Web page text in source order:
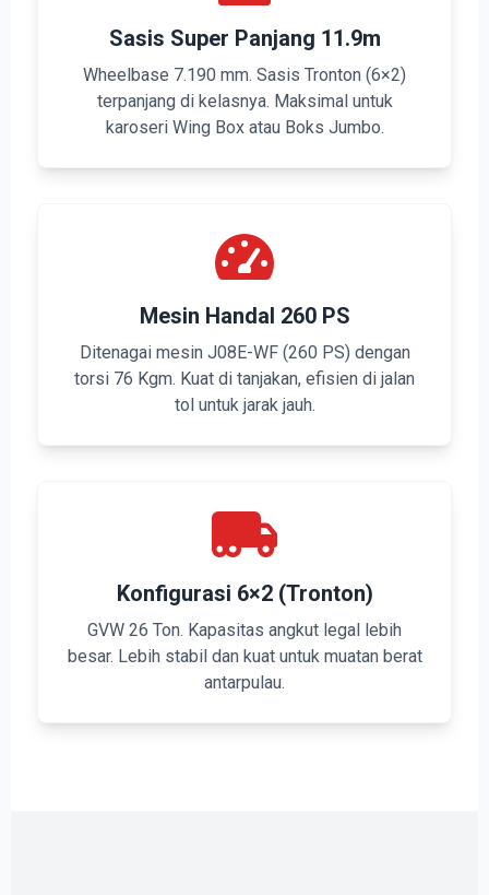
Sasis Super Panjang 11.9m
Wheelbase 7.190 mm. Sasis Tronton (6×2)
terpanjang di kelasnya. Maksimal untuk
karoseri Wing Box atau Boks Jumbo.
Mesin Handal 260 PS
Ditenagai mesin J08E-WF (260 PS) dengan
torsi 76 Kgm. Kuat di tanjakan, efisien di jalan
tol untuk jarak jauh.
Konfigurasi 6×2 (Tronton)
GVW 26 Ton. Kapasitas angkut legal lebih
besar. Lebih stabil dan kuat untuk muatan berat
antarpulau.